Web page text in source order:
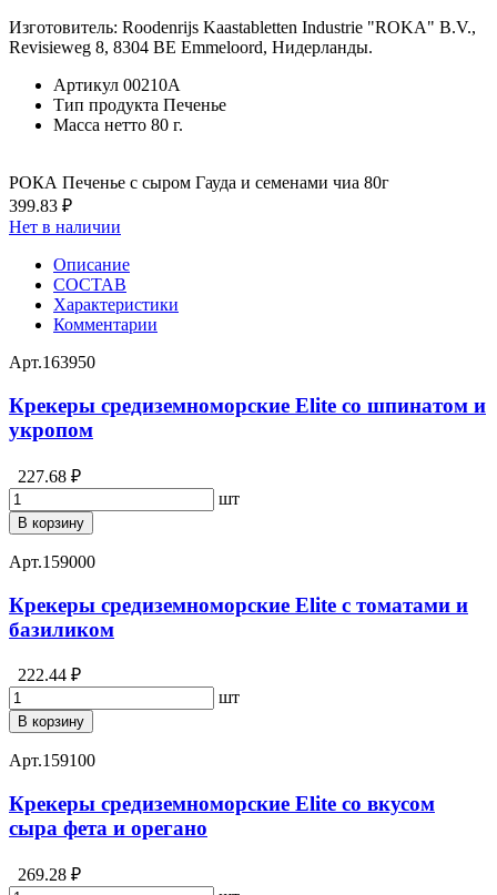
Изготовитель: Roodenrijs Kaastabletten Industrie "ROKA" B.V.,
Revisieweg 8, 8304 BE Emmeloord, Нидерланды.
Артикул 00210А
Тип продукта Печенье
Масса нетто 80 г.
РОКА Печенье с сыром Гауда и семенами чиа 80г
399.83 ₽
Нет в наличии
Описание
СОСТАВ
Характеристики
Комментарии
Арт.163950
Крекеры средиземноморские Elite со шпинатом и
укропом
227.68 ₽
шт
В корзину
Арт.159000
Крекеры средиземноморские Elite с томатами и
базиликом
222.44 ₽
шт
В корзину
Арт.159100
Крекеры средиземноморские Elite со вкусом
сыра фета и орегано
269.28 ₽